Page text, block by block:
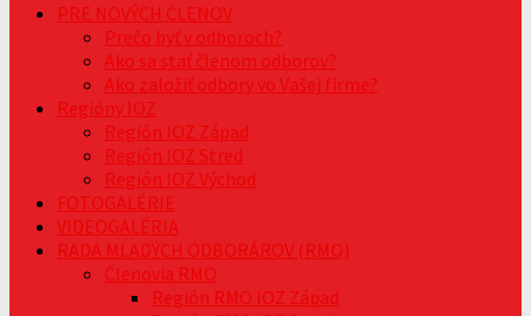
PRE NOVÝCH ČLENOV
Prečo byť v odboroch?
Ako sa stať členom odborov?
Ako založiť odbory vo Vašej firme?
Regióny IOZ
Región IOZ Západ
Región IOZ Stred
Región IOZ Východ
FOTOGALÉRIE
VIDEOGALÉRIA
RADA MLADÝCH ODBORÁROV (RMO)
Členovia RMO
Región RMO IOZ Západ